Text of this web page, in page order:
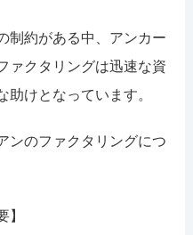
制約がある中、アンカー
ァクタリングは迅速な資
けとなっています。
ンのファクタリングにつ
】